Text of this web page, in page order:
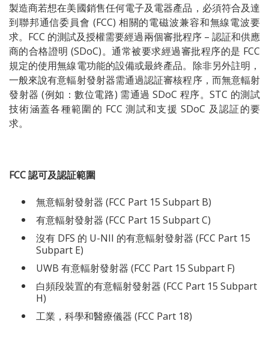
製造商若想在美國銷售任何電子及電器產品，必須符合及達
到聯邦通信委員會 (FCC) 相關的電磁波兼容和無線電波要
求。FCC 的測試及授權需要經過兩個審批程序 – 認証和供應
商的合格證明 (SDoC)。通常被要求經過審批程序的是 FCC
規定的使用無線電功能的設備或最終產品。除非另外註明，
一般來說有意輻射發射器需通過認証審核程序，而無意輻射
發射器 (例如：數位電路) 需通過 SDoC 程序。STC 的測試
技術涵蓋各種範圍的 FCC 測試和支援 SDoC 及認証的要
求。
FCC 認可及認証範圍
無意輻射發射器 (FCC Part 15 Subpart B)
有意輻射發射器 (FCC Part 15 Subpart C)
沒有 DFS 的 U-NII 的有意輻射發射器 (FCC Part 15
Subpart E)
UWB 有意輻射發射器 (FCC Part 15 Subpart F)
白頻段裝置的有意輻射發射器 (FCC Part 15 Subpart
H)
工業，科學和醫療儀器 (FCC Part 18)